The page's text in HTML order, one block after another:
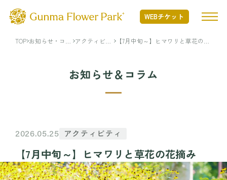
WEBチケット
Nature Positiveについて
開花状況
開花状況 TOP
開花情報
フード・ショッピング
TOP お知らせ・コラ
アクティビテ
【7月中旬～】ヒマワリと草花の花
お知らせ＆コラム
2026.05.25 アクティビティ
【7月中旬～】ヒマワリと草花の花摘み